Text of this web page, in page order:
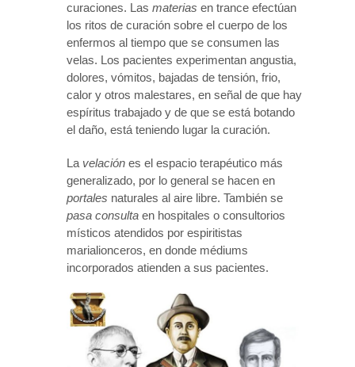
curaciones. Las materias en trance efectúan
los ritos de curación sobre el cuerpo de los
enfermos al tiempo que se consumen las
velas. Los pacientes experimentan angustia,
dolores, vómitos, bajadas de tensión, frio,
calor y otros malestares, en señal de que hay
espíritus trabajado y de que se está botando
el daño, está teniendo lugar la curación.
La velación es el espacio terapéutico más
generalizado, por lo general se hacen en
portales naturales al aire libre. También se
pasa consulta en hospitales o consultorios
místicos atendidos por espiritistas
marialionceros, en donde médiums
incorporados atienden a sus pacientes.